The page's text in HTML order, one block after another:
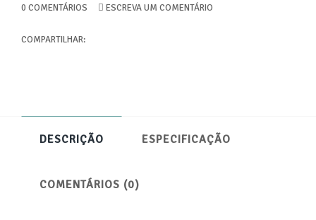
0 COMENTÁRIOS ESCREVA UM COMENTÁRIO
COMPARTILHAR:
DESCRIÇÃO ESPECIFICAÇÃO
COMENTÁRIOS (0)